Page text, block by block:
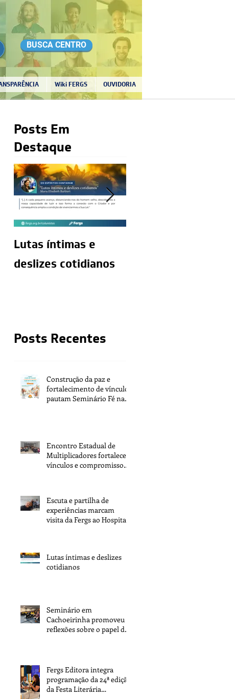
Wiki FERGS OUVIDORIA
BUSCA CENTRO
Posts Em
Destaque
Lutas íntimas e
deslizes cotidianos
Posts Recentes
Construção da paz e
fortalecimento de vínculos
pautam Seminário Fé na
Encontro Estadual de
Multiplicadores fortalece
vínculos e compromisso
Escuta e partilha de
experiências marcam
visita da Fergs ao Hospital
Lutas íntimas e deslizes
cotidianos
Seminário em
Cachoeirinha promoveu
reflexões sobre o papel dos
Fergs Editora integra
programação da 24ª edição
da Festa Literária